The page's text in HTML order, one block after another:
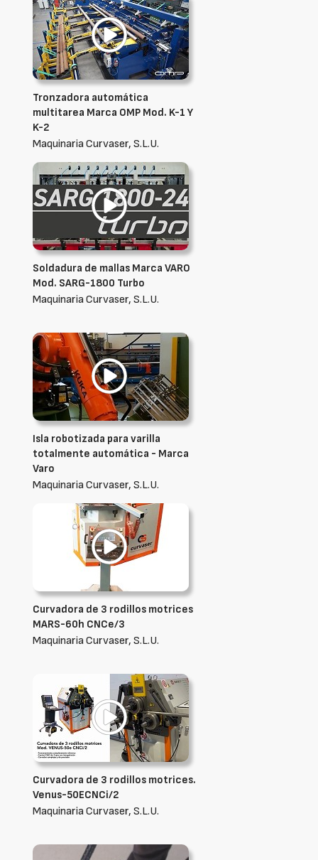
Tronzadora automática
multitarea Marca OMP Mod. K-1 Y
K-2
Maquinaria Curvaser, S.L.U.
Soldadura de mallas Marca VARO
Mod. SARG-1800 Turbo
Maquinaria Curvaser, S.L.U.
Isla robotizada para varilla
totalmente automática - Marca
Varo
Maquinaria Curvaser, S.L.U.
Curvadora de 3 rodillos motrices
MARS-60h CNCe/3
Maquinaria Curvaser, S.L.U.
Curvadora de 3 rodillos motrices.
Venus-50ECNCi/2
Maquinaria Curvaser, S.L.U.